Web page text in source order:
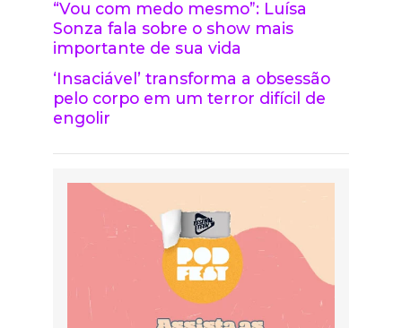
“Vou com medo mesmo”: Luísa
Sonza fala sobre o show mais
importante de sua vida
‘Insaciável’ transforma a obsessão
pelo corpo em um terror difícil de
engolir